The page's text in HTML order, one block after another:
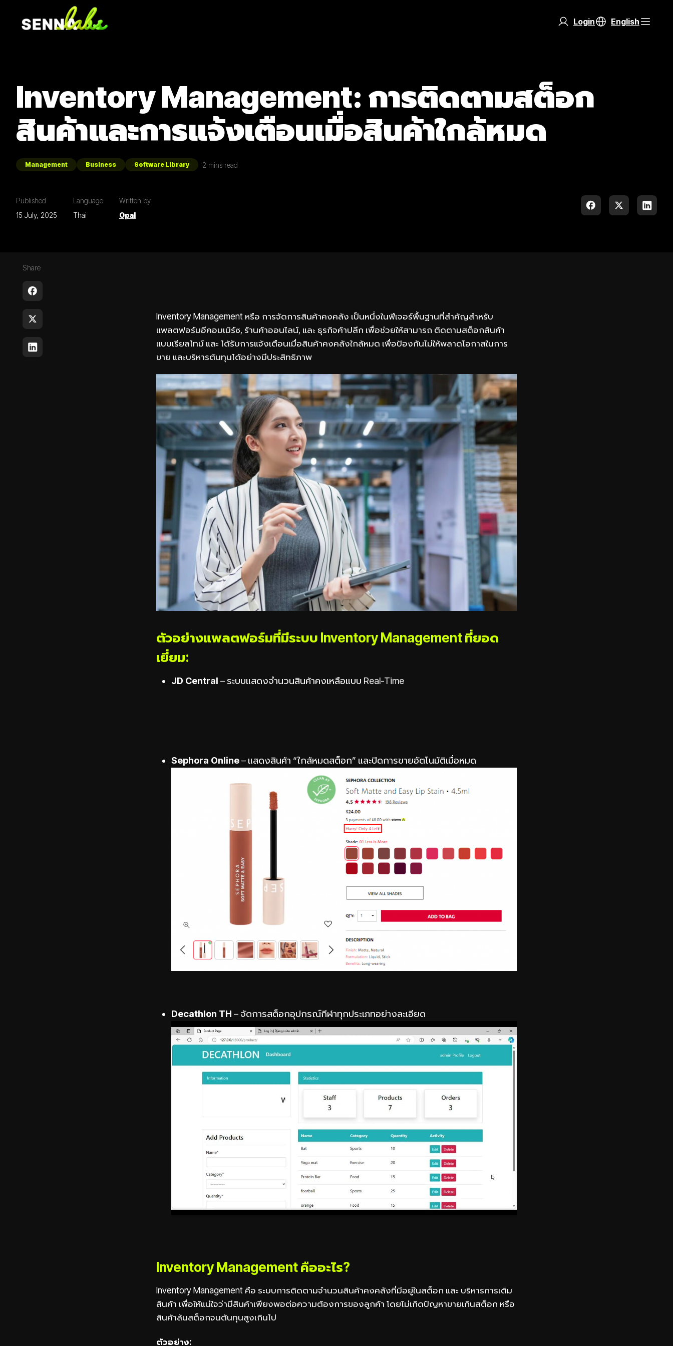
Login English
Inventory Management: การติดตามสต็อก
สินค้าและการแจ้งเตือนเมื่อสินค้าใกล้หมด
Management Business Software Library 2 mins read
Published
15 July, 2025
Language
Thai
Written by
Opal
Share
Inventory Management หรือ การจัดการสินค้าคงคลัง เป็นหนึ่งในฟีเจอร์พื้นฐานที่สำคัญสำหรับ
แพลตฟอร์มอีคอมเมิร์ซ, ร้านค้าออนไลน์, และ ธุรกิจค้าปลีก เพื่อช่วยให้สามารถ ติดตามสต็อกสินค้า
แบบเรียลไทม์ และ ได้รับการแจ้งเตือนเมื่อสินค้าคงคลังใกล้หมด เพื่อป้องกันไม่ให้พลาดโอกาสในการ
ขาย และบริหารต้นทุนได้อย่างมีประสิทธิภาพ
ตัวอย่างแพลตฟอร์มที่มีระบบ Inventory Management ที่ยอด
เยี่ยม:
JD Central – ระบบแสดงจำนวนสินค้าคงเหลือแบบ Real-Time
Sephora Online– แสดงสินค้า “ใกล้หมดสต็อก” และปิดการขายอัตโนมัติเมื่อหมด
Decathlon TH – จัดการสต็อกอุปกรณ์กีฬาทุกประเภทอย่างละเอียด
Inventory Management คืออะไร?
Inventory Management คือ ระบบการติดตามจำนวนสินค้าคงคลังที่มีอยู่ในสต็อก และ บริหารการเติม
สินค้า เพื่อให้แน่ใจว่ามีสินค้าเพียงพอต่อความต้องการของลูกค้า โดยไม่เกิดปัญหาขายเกินสต็อก หรือ
สินค้าล้นสต็อกจนต้นทุนสูงเกินไป
ตัวอย่าง: